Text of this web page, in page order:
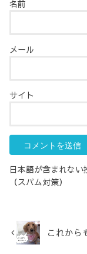
名前
メール
サイト
日本語が含まれない
（スパム対策）
これか